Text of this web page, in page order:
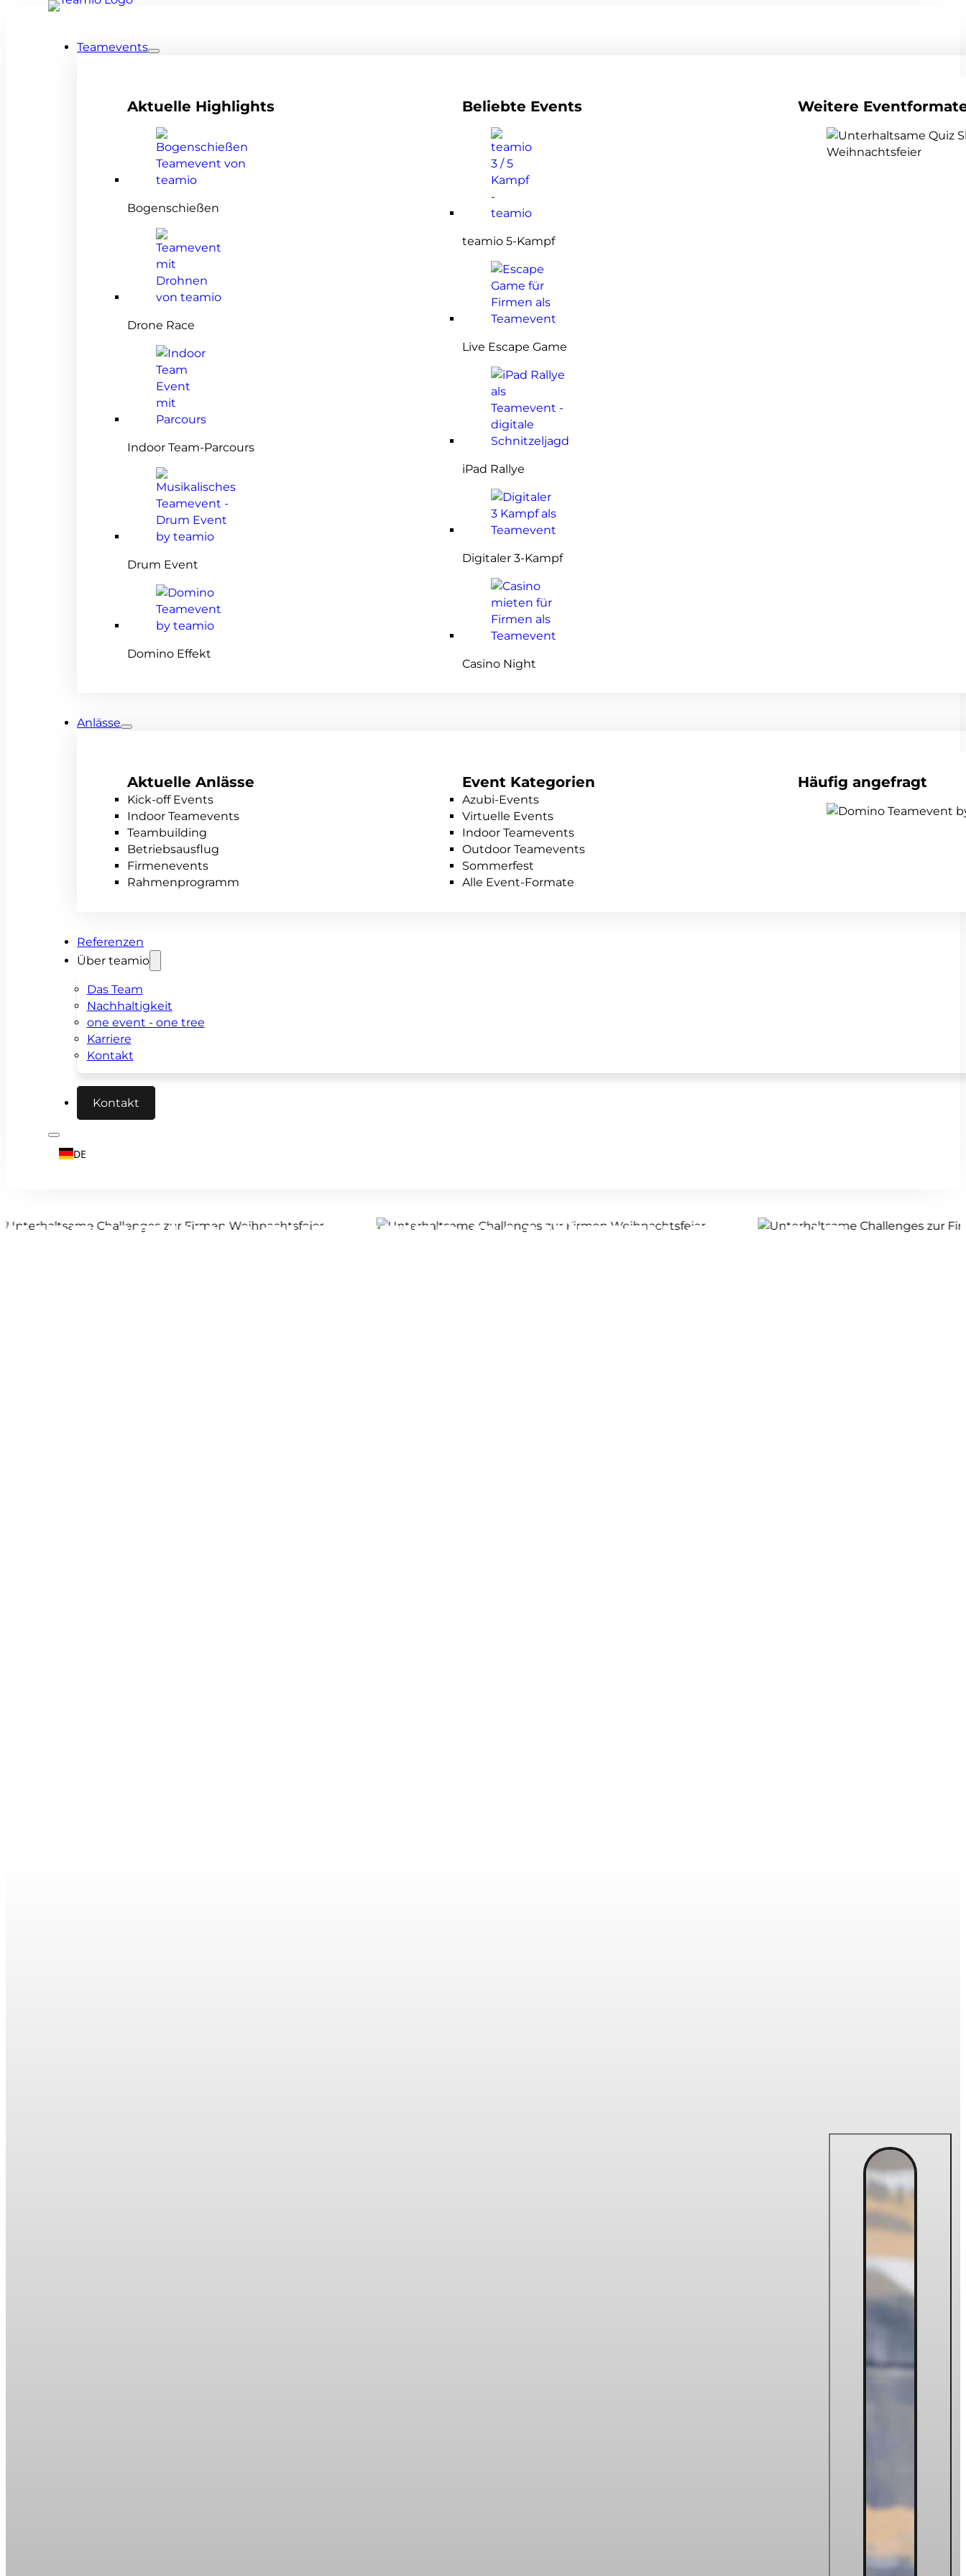
Teamevents
Aktuelle Highlights
Bogenschießen
Drone Race
Indoor Team-Parcours
Drum Event
Domino Effekt
Beliebte Events
teamio 5-Kampf
Live Escape Game
iPad Rallye
Digitaler 3-Kampf
Casino Night
Weitere
Anlässe
Aktuelle Anlässe
Kick-off Events
Indoor Teamevents
Teambuilding
Betriebsausflug
Firmenevents
Rahmenprogramm
Event Kategorien
Azubi-Events
Virtuelle Events
Indoor Teamevents
Outdoor Teamevents
Sommerfest
Alle Event-Formate
Häufig angefragt
Referenzen
Über teamio
Das Team
Nachhaltigkeit
one event - one tree
Karriere
Kontakt
Kontakt
DE
IHRE WEIHNACHTSFEIER IM HÜTTEN-STIL: DIE